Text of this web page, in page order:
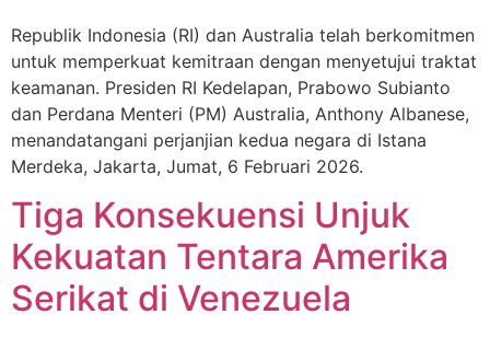
Republik Indonesia (RI) dan Australia telah berkomitmen
untuk memperkuat kemitraan dengan menyetujui traktat
keamanan. Presiden RI Kedelapan, Prabowo Subianto
dan Perdana Menteri (PM) Australia, Anthony Albanese,
menandatangani perjanjian kedua negara di Istana
Merdeka, Jakarta, Jumat, 6 Februari 2026.
Tiga Konsekuensi Unjuk
Kekuatan Tentara Amerika
Serikat di Venezuela